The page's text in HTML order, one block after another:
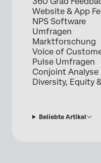
Website & App
NPS Software
Umfragen
Marktforschung
Voice of
Pulse Umfragen
Conjoint Analyse
Diversity, Equity
Beliebte Artikel